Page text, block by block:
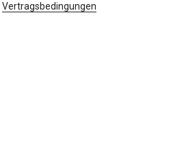
Vertragsbedingungen